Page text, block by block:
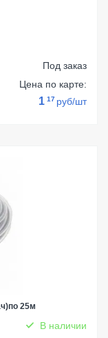
Под заказ
Цена по карте:
1 17 руб/шт
25м
В наличии